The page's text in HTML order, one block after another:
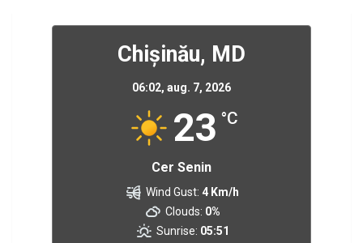
Chișinău, MD
06:02, aug. 7, 2026
23 °C
Cer Senin
Wind Gust: 4 Km/h
Clouds: 0%
Sunrise: 05:51